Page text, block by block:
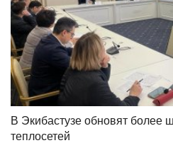
В Экибастузе обновят более
теплосетей